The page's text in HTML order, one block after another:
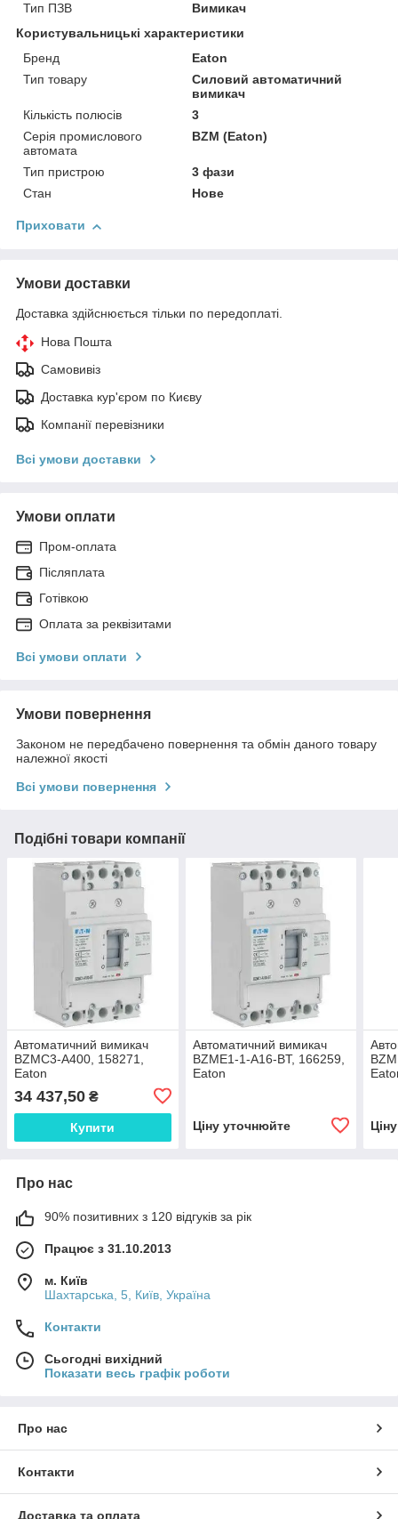
Тип ПЗВ
Вимикач
Користувальницькі характеристики
Бренд
Eaton
Тип товару
Силовий автоматичний
вимикач
Кількість полюсів
3
Серія промислового
автомата
BZM (Eaton)
Тип пристрою
3 фази
Стан
Нове
Приховати
Умови доставки
Доставка здійснюється тільки по передоплаті.
Нова Пошта
Самовивіз
Доставка кур'єром по Києву
Компанії перевізники
Всі умови доставки
Умови оплати
Пром-оплата
Післяплата
Готівкою
Оплата за реквізитами
Всі умови оплати
Умови повернення
Законом не передбачено повернення та обмін даного товару
належної якості
Всі умови повернення
Подібні товари компанії
Автоматичний вимикач
BZMC3-A400, 158271,
Eaton
34 437,50 ₴
Купити
Автоматичний вимикач
BZME1-1-A16-BT, 166259,
Eaton
Ціну уточнюйте
Про нас
90% позитивних з 120 відгуків за рік
Працює з 31.10.2013
м. Київ
Шахтарська, 5, Київ, Україна
Контакти
Сьогодні вихідний
Показати весь графік роботи
Про нас
Контакти
Доставка та оплата